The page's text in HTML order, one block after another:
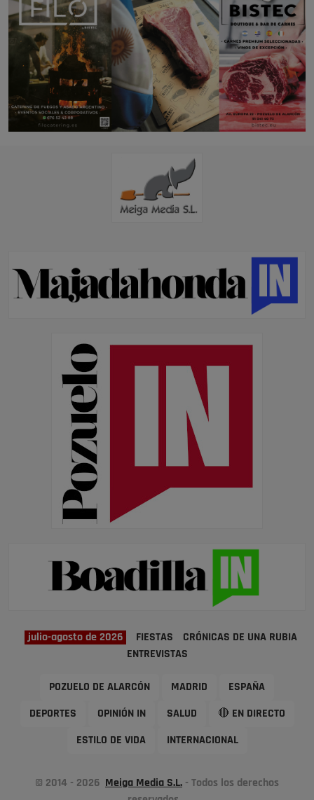
julio-agosto de 2026 FIESTAS
CRÓNICAS DE UNA RUBIA
ENTREVISTAS
POZUELO DE ALARCÓN MADRID ESPAÑA
DEPORTES OPINIÓN IN SALUD 🔴 EN DIRECTO
ESTILO DE VIDA INTERNACIONAL
© 2014 - 2026 Meiga Media S.L. - Todos los derechos